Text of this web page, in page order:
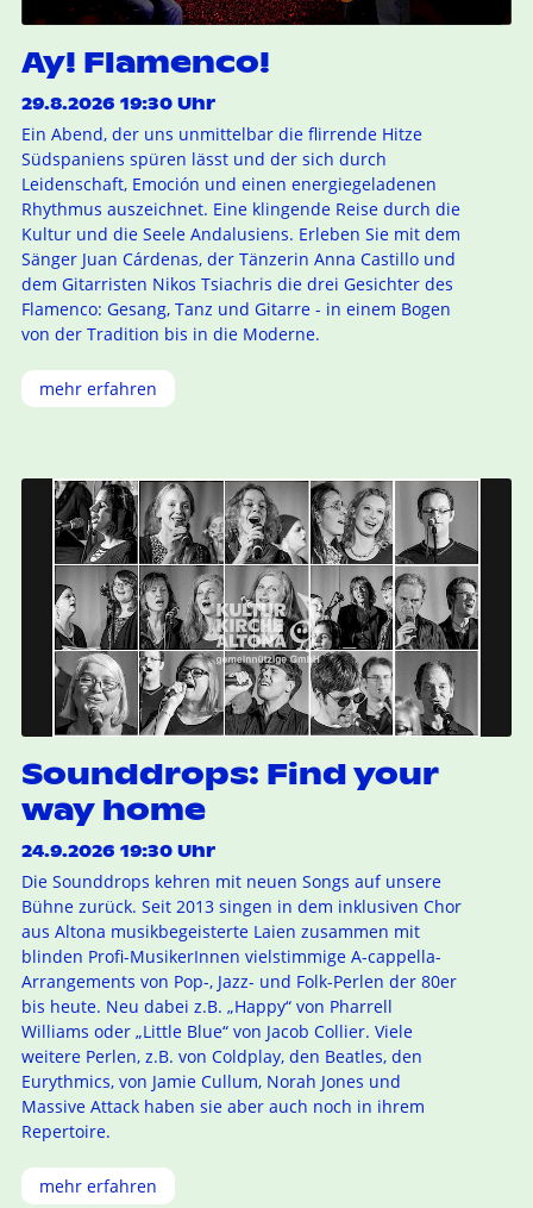
Ay! Flamenco!
29.8.2026 19:30 Uhr
Ein Abend, der uns unmittelbar die flirrende Hitze
Südspaniens spüren lässt und der sich durch
Leidenschaft, Emoción und einen energiegeladenen
Rhythmus auszeichnet. Eine klingende Reise durch die
Kultur und die Seele Andalusiens. Erleben Sie mit dem
Sänger Juan Cárdenas, der Tänzerin Anna Castillo und
dem Gitarristen Nikos Tsiachris die drei Gesichter des
Flamenco: Gesang, Tanz und Gitarre - in einem Bogen
von der Tradition bis in die Moderne.
mehr erfahren
Sounddrops: Find your
way home
24.9.2026 19:30 Uhr
Die Sounddrops kehren mit neuen Songs auf unsere
Bühne zurück. Seit 2013 singen in dem inklusiven Chor
aus Altona musikbegeisterte Laien zusammen mit
blinden Profi-MusikerInnen vielstimmige A-cappella-
Arrangements von Pop-, Jazz- und Folk-Perlen der 80er
bis heute. Neu dabei z.B. „Happy“ von Pharrell
Williams oder „Little Blue“ von Jacob Collier. Viele
weitere Perlen, z.B. von Coldplay, den Beatles, den
Eurythmics, von Jamie Cullum, Norah Jones und
Massive Attack haben sie aber auch noch in ihrem
Repertoire.
mehr erfahren